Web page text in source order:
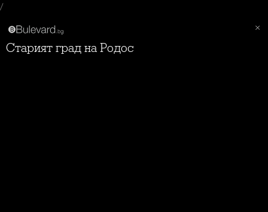
/
Старият град на Родос